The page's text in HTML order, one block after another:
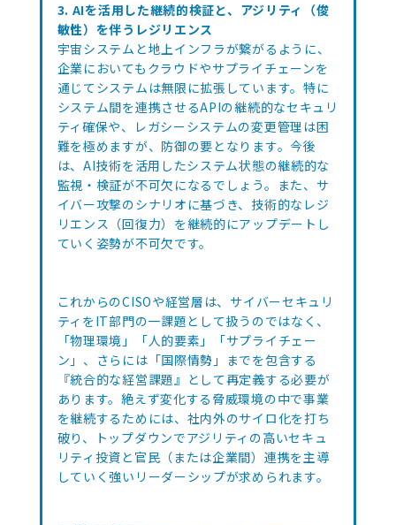
3. AIを活用した継続的検証と、アジリティ（俊
敏性）を伴うレジリエンス
宇宙システムと地上インフラが繋がるように、
企業においてもクラウドやサプライチェーンを
通じてシステムは無限に拡張しています。特に
システム間を連携させるAPIの継続的なセキュリ
ティ確保や、レガシーシステムの変更管理は困
難を極めますが、防御の要となります。今後
は、AI技術を活用したシステム状態の継続的な
監視・検証が不可欠になるでしょう。また、サ
イバー攻撃のシナリオに基づき、技術的なレジ
リエンス（回復力）を継続的にアップデートし
ていく姿勢が不可欠です。
これからのCISOや経営層は、サイバーセキュリ
ティをIT部門の一課題として扱うのではなく、
「物理環境」「人的要素」「サプライチェー
ン」、さらには「国際情勢」までを包含する
『統合的な経営課題』として再定義する必要が
あります。絶えず変化する脅威環境の中で事業
を継続するためには、社内外のサイロ化を打ち
破り、トップダウンでアジリティの高いセキュ
リティ投資と官民（または企業間）連携を主導
していく強いリーダーシップが求められます。